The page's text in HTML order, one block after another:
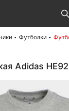
Футболки
Adidas